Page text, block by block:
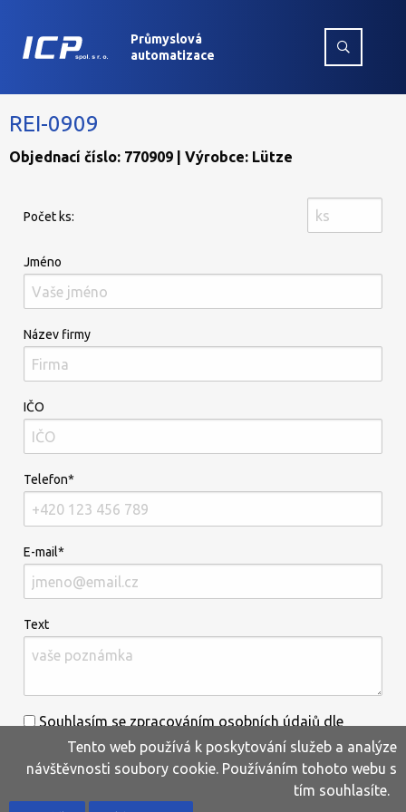
Průmyslová
automatizace
REI-0909
Objednací číslo: 770909 | Výrobce: Lütze
Počet ks:
Jméno
Název firmy
IČO
Telefon*
E-mail*
Text
Souhlasím se zpracováním osobních údajů dle
informací uvedenýchzde.*
Tento web používá k poskytování služeb a analýze
návštěvnosti soubory cookie. Používáním tohoto webu s
tím souhlasíte.